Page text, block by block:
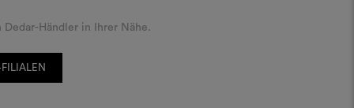
Händler in Ihrer Nähe.